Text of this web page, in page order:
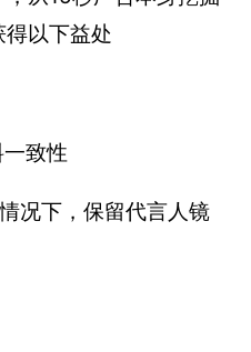
以下益处
致性
况下，保留代言人镜